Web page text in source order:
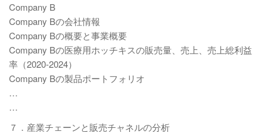
Company B
Company Bの会社情報
Company Bの概要と事業概要
Company Bの医療用ホッチキスの販売量、売上、売上総利益
率（2020-2024）
Company Bの製品ポートフォリオ
…
…
７．産業チェーンと販売チャネルの分析